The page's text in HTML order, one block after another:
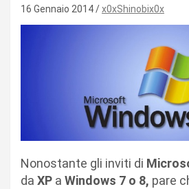
16 Gennaio 2014 x0xShinobix0x
Nonostante gli inviti di
da XP a Windows 7 o 8, pare